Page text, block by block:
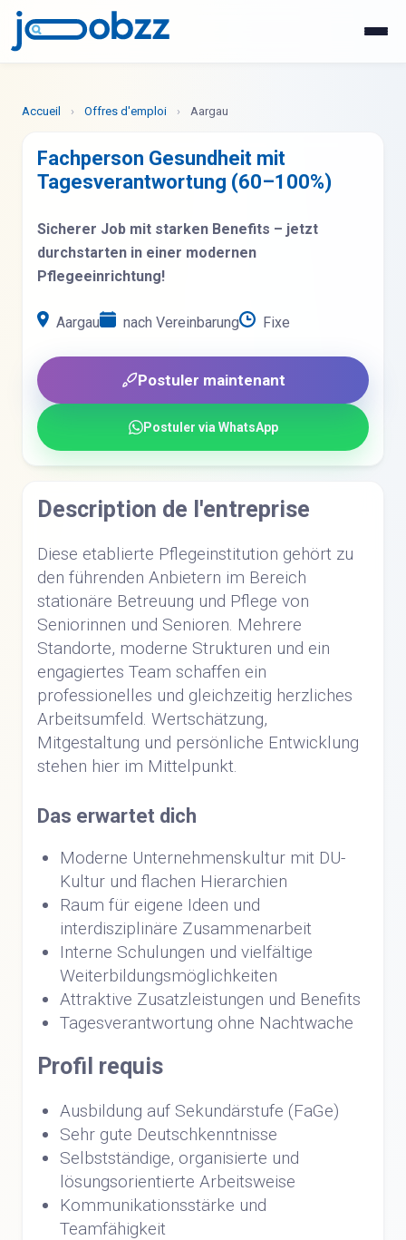
Accueil › Offres d'emploi › Aargau
Fachperson Gesundheit mit
Tagesverantwortung (60–100%)
Sicherer Job mit starken Benefits – jetzt
durchstarten in einer modernen
Pflegeeinrichtung!
Aargau nach Vereinbarung Fixe
Postuler maintenant
Postuler via WhatsApp
Description de l'entreprise
Diese etablierte Pflegeinstitution gehört zu
den führenden Anbietern im Bereich
stationäre Betreuung und Pflege von
Seniorinnen und Senioren. Mehrere
Standorte, moderne Strukturen und ein
engagiertes Team schaffen ein
professionelles und gleichzeitig herzliches
Arbeitsumfeld. Wertschätzung,
Mitgestaltung und persönliche Entwicklung
stehen hier im Mittelpunkt.
Das erwartet dich
Moderne Unternehmenskultur mit DU-
Kultur und flachen Hierarchien
Raum für eigene Ideen und
interdisziplinäre Zusammenarbeit
Interne Schulungen und vielfältige
Weiterbildungsmöglichkeiten
Attraktive Zusatzleistungen und Benefits
Tagesverantwortung ohne Nachtwache
Profil requis
Ausbildung auf Sekundärstufe (FaGe)
Sehr gute Deutschkenntnisse
Selbstständige, organisierte und
lösungsorientierte Arbeitsweise
Kommunikationsstärke und
Teamfähigkeit